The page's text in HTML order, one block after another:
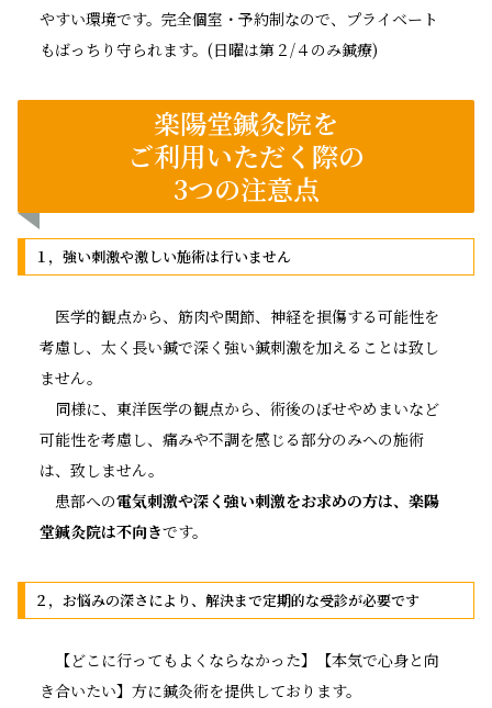
やすい環境です。完全個室・予約制なので、プライベート
もばっちり守られます。(日曜は第２/４のみ鍼療)
楽陽堂鍼灸院を
ご利用いただく際の
3つの注意点
１，強い刺激や激しい施術は行いません
医学的観点から、筋肉や関節、神経を損傷する可能性を
考慮し、太く長い鍼で深く強い鍼刺激を加えることは致し
ません。
同様に、東洋医学の観点から、術後のぼせやめまいなど
可能性を考慮し、痛みや不調を感じる部分のみへの施術
は、致しません。
患部への電気刺激や深く強い刺激をお求めの方は、楽陽
堂鍼灸院は不向きです。
２，お悩みの深さにより、解決まで定期的な受診が必要です
【どこに行ってもよくならなかった】【本気で心身と向
き合いたい】方に鍼灸術を提供しております。